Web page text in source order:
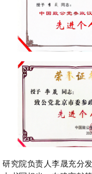
研究院负责人李晟充分